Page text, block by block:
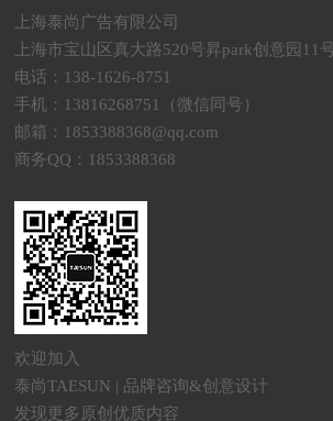
上海泰尚广告有限公司
上海市宝山区真大路520号昇park创意园11
电话：138-1626-8751
手机：13816268751（微信同号）
邮箱：1853388368@qq.com
商务QQ：1853388368
欢迎加入
泰尚TAESUN | 品牌咨询&创意设计
发现更多原创优质内容